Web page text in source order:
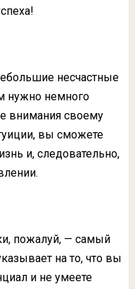
несчастные
нужно немного
внимания своему
вы сможете
и, следовательно,
пожалуй, — самый
на то, что вы
и не умеете